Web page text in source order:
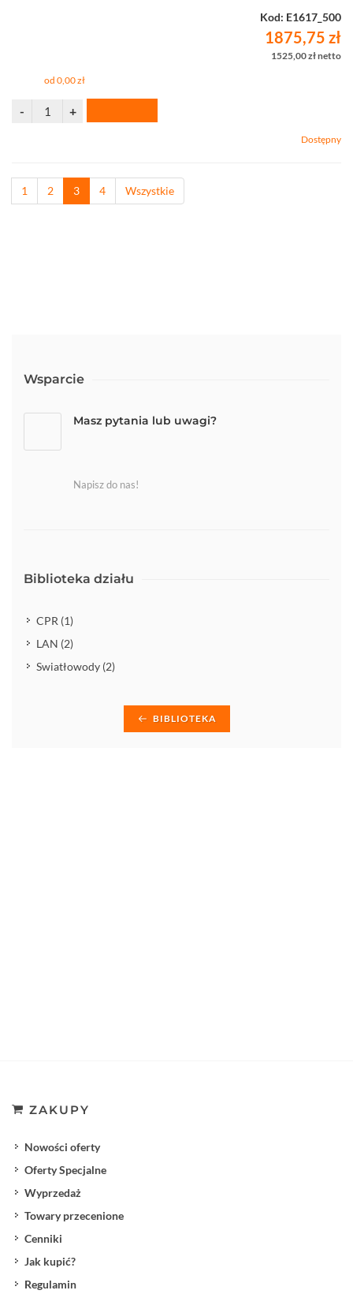
Kod: E1617_500
1875,75 zł
1525,00 zł netto
od 0,00 zł
Dostępny
1 2 3 4 Wszystkie
Wsparcie
Masz pytania lub uwagi?
Napisz do nas!
Biblioteka działu
CPR (1)
LAN (2)
Swiatłowody (2)
BIBLIOTEKA
ZAKUPY
Nowości oferty
Oferty Specjalne
Wyprzedaż
Towary przecenione
Cenniki
Jak kupić?
Regulamin